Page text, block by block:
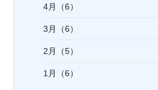
4月（6）
3月（6）
2月（5）
1月（6）